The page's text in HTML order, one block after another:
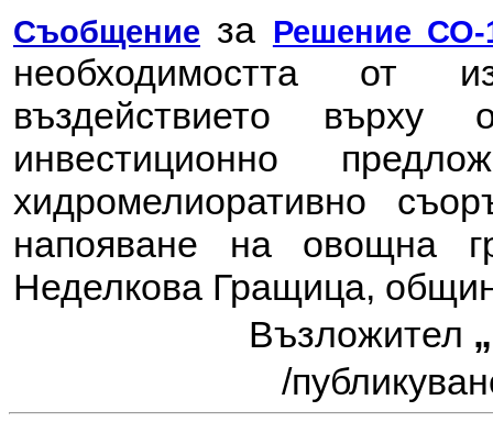
Съобщение за Решение СО-
необходимостта от
въздействието
инвестиционно
хидромелиоративно
напояване на овощна
Неделкова Гращица,
Възложител
/